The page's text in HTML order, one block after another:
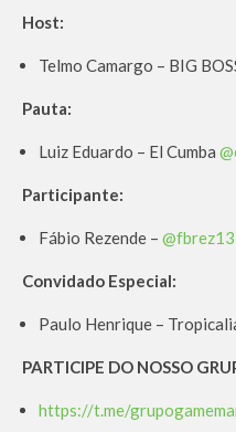
Host:
Telmo Camargo – BIG
Pauta:
Luiz Eduardo – El Cumba
Participante:
Fábio Rezende – @fbrez13
Convidado Especial:
Paulo Henrique –
PARTICIPE DO NOSSO
https://t.me/